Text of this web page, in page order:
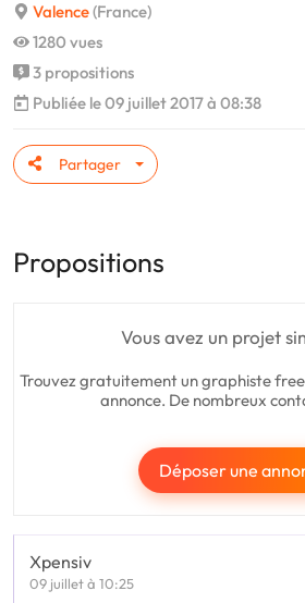
Valence(France)
1280 vues
3 propositions
Publiée le 09 juillet 2017 à 08:38
Partager
Propositions
Vous avez un projet
Trouvez gratuitement un graphiste
annonce. De nombreux
Déposer une
Xpensiv
09 juillet à 10:25